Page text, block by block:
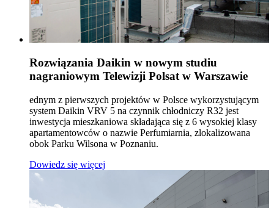
Rozwiązania Daikin w nowym studiu
nagraniowym Telewizji Polsat w Warszawie
ednym z pierwszych projektów w Polsce wykorzystującym
system Daikin VRV 5 na czynnik chłodniczy R32 jest
inwestycja mieszkaniowa składająca się z 6 wysokiej klasy
apartamentowców o nazwie Perfumiarnia, zlokalizowana
obok Parku Wilsona w Poznaniu.
Dowiedz się więcej